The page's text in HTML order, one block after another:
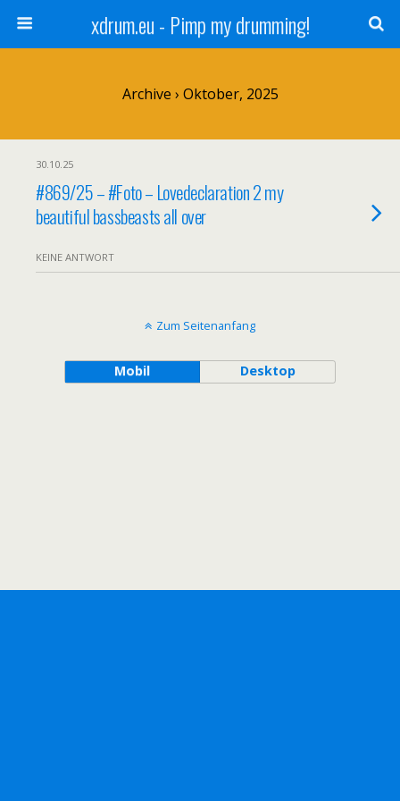
xdrum.eu - Pimp my drumming!
Archive › Oktober, 2025
30.10.25
#869/25 – #Foto – Lovedeclaration 2 my
beautiful bassbeasts all over
KEINE ANTWORT
Zum Seitenanfang
Mobil Desktop